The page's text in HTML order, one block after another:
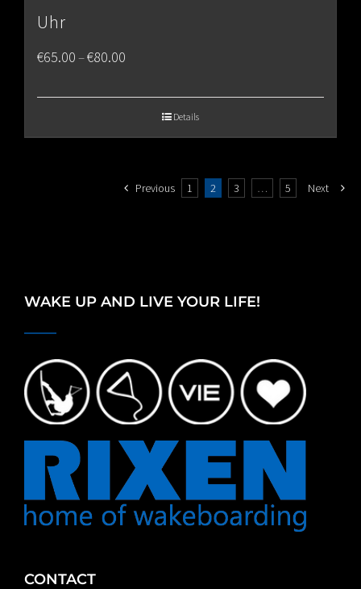
Uhr
€65.00–€80.00
Details
Previous 1 2 3 … 5 Next
WAKE UP AND LIVE YOUR LIFE!
CONTACT